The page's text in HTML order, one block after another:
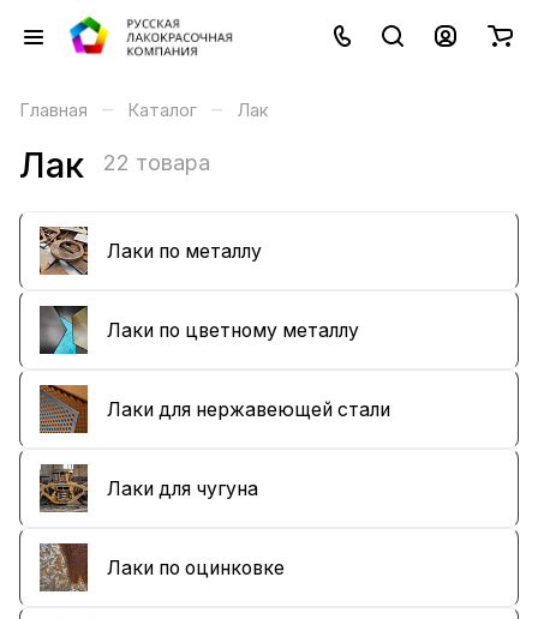
Главная – Каталог – Лак
Лак 22 товара
Лаки по металлу
Лаки по цветному металлу
Лаки для нержавеющей стали
Лаки для чугуна
Лаки по оцинковке